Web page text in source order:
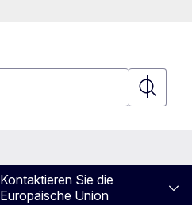
Suchen
Kontaktieren Sie die
Europäische Union